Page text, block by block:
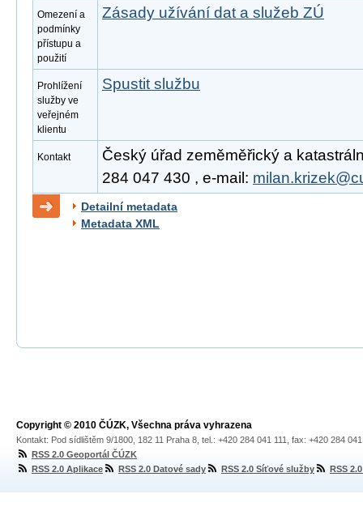
Omezení a
podmínky
přístupu a
použití
Zásady užívání dat a služeb ZÚ
Prohlížení
služby ve
veřejném
klientu
Spustit službu
Kontakt
Český úřad zeměměřický a
284 047 430 , e-mail:
Detailní metadata
Metadata XML
Copyright © 2010 ČÚZK, Všechna práva vyhrazena
Kontakt: Pod sídlištěm 9/1800, 182 11 Praha 8, tel.: +420 284 041 111, fax: +420 284
RSS 2.0 Geoportál ČÚZK
RSS 2.0 Aplikace
RSS 2.0 Datové sady RSS 2.0 Síťové služby RSS